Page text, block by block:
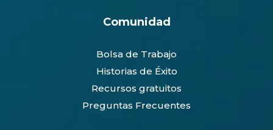
Comunidad
Bolsa de Trabajo
Historias de Éxito
Recursos gratuitos
Preguntas Frecuentes